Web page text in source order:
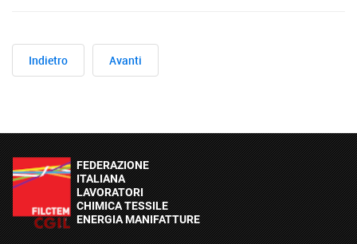
Indietro Avanti